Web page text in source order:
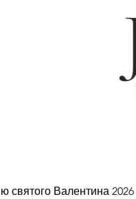
святого Валентина 2026